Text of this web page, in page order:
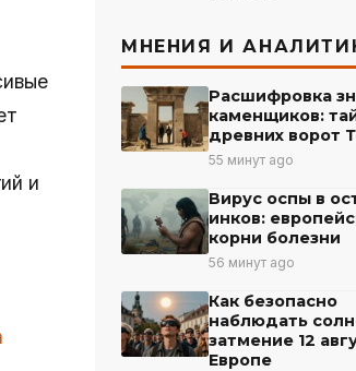
и
МНЕНИЯ И
Расшифровка
каменщиков:
древних ворот
55 минут ago
Вирус оспы в
инков:
корни болезни
56 минут ago
Как безопасно
наблюдать
затмение 12
Европе